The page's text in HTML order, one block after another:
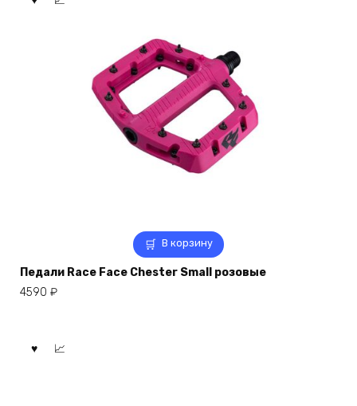
В корзину
Педали Race Face Chester Small розовые
4590 ₽